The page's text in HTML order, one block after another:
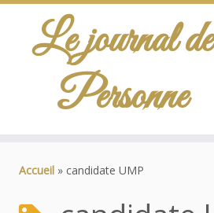
Le journal de
Personne
Accueil » candidate UMP